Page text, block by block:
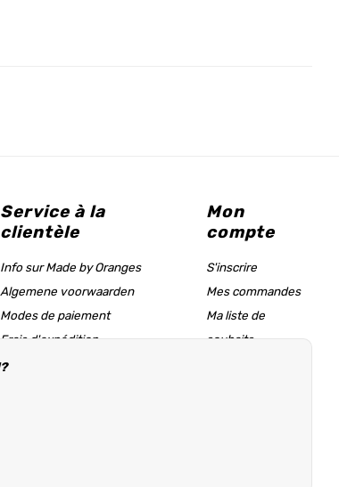
Service à la
clientèle
Info sur Made by Oranges
Algemene voorwaarden
Modes de paiement
Frais d'expédition
Tableau des tailles & page d'aide
Mon
compte
S'inscrire
Mes commandes
Ma liste de
souhaits